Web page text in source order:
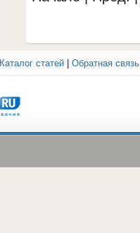
Каталог статей Обратная связь